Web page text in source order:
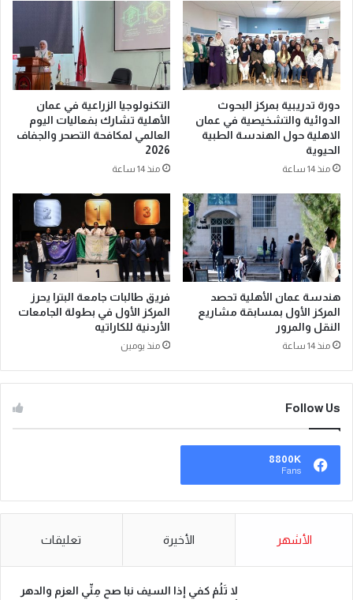
دورة تدريبية بمركز البحوث
الدوائية والتشخيصية في عمان
الاهلية حول الهندسة الطبية
الحيوية
منذ 14 ساعة
التكنولوجيا الزراعية في عمان
الأهلية تشارك بفعاليات اليوم
العالمي لمكافحة التصحر والجفاف
2026
منذ 14 ساعة
هندسة عمان الأهلية تحصد
المركز الأول بمسابقة مشاريع
النقل والمرور
منذ 14 ساعة
فريق طالبات جامعة البترا يحرز
المركز الأول في بطولة الجامعات
الأردنية للكاراتيه
منذ يومين
Follow Us
8800K
Fans
الأشهر الأخيرة تعليقات
لا تَلُمْ كفي إذا السيف نبا صح مِنِّي العزم والدهر